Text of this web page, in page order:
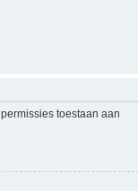
toestaan aan